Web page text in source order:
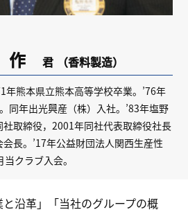
作君 （香料製造）
年熊本県立熊本高等学校卒業。’76年
同年出光興産（株）入社。’83年塩野
社取締役，2001年同社代表取締役社長
長。’17年公益財団法人関西生産性
クラブ入会。
沿革」「当社のグループの概